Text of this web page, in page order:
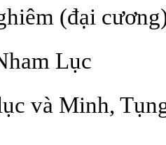
(đại
Lục
và Minh,